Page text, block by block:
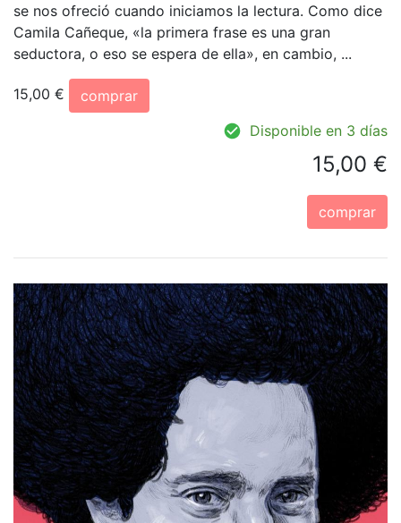
se nos ofreció cuando iniciamos la lectura. Como dice
Camila Cañeque, «la primera frase es una gran
seductora, o eso se espera de ella», en cambio, ...
15,00 €
comprar
Disponible en 3 días
15,00 €
comprar